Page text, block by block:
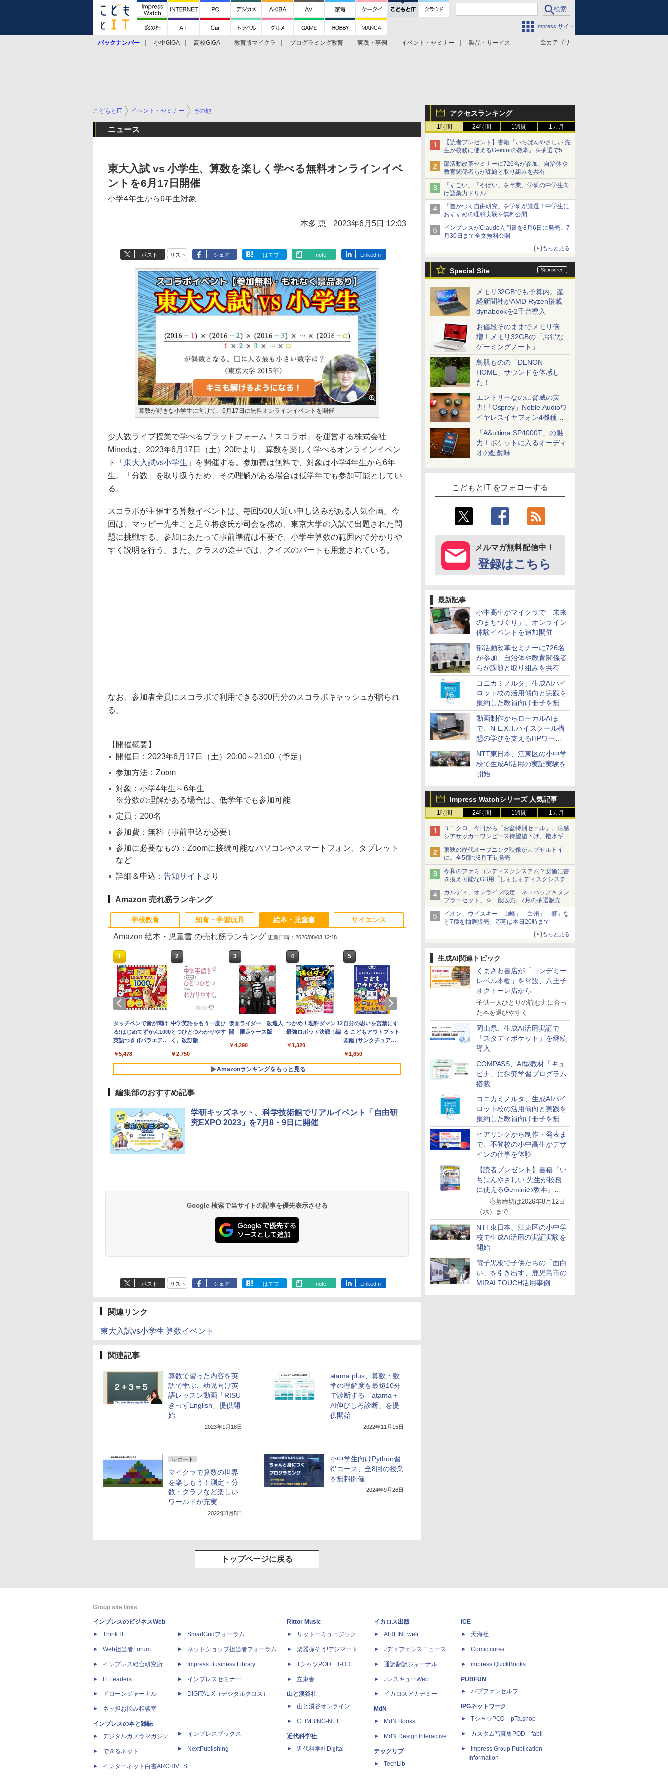
Impress サイト
全カテゴリ
バックナンバー 小中GIGA 高校GIGA 教育版マイクラ プログラミング教育 実践・事例 イベント・セミナー 製品・サービス
アクセスランキング
1時間 24時間 1週間 1カ月
【読者プレゼント】書籍『いちばんやさしい 先
生が校務に使えるGeminiの教本』を抽選で5名
様にプレゼント ――応募締切は2026年8月12
日（水）まで
部活動改革セミナーに726名が参加、自治体や
教育関係者らが課題と取り組みを共有
「すごい」「やばい」を卒業、学研の中学生向
け語彙力ドリル
「差がつく自由研究」を学研が厳選！中学生に
おすすめの理科実験を無料公開
インプレスがClaude入門書を8月6日に発売、7
月30日まで全文無料公開
もっと見る
Special Site
メモリ32GBでも予算内。産
経新聞社がAMD Ryzen搭載
dynabookを2千台導入
お値段そのままでメモリ倍
増！メモリ32GBの「お得な
ゲーミングノート」
鳥肌ものの「DENON
HOME」サウンドを体感し
た！
エントリーなのに脅威の実
力!「Osprey」Noble Audioワ
イヤレスイヤフォン4機種を
一気に聴く
「A&ultima SP4000T」の魅
力！ポケットに入るオーディ
オの醍醐味
こどもとIT をフォローする
メルマガ無料配信中！
登録はこちら
最新記事
小中高生がマイクラで「未来
のまちづくり」、オンライン
体験イベントを追加開催
部活動改革セミナーに726名
が参加、自治体や教育関係者
らが課題と取り組みを共有
コニカミノルタ、生成AIパイ
ロット校の活用傾向と実践を
集約した教員向け冊子を無料
公開
動画制作からローカルAIま
で、N-E.X.T.ハイスクール構
想の学びを支えるHPワーク
ステーション
NTT東日本、江東区の小中学
校で生成AI活用の実証実験を
開始
Impress Watchシリーズ 人気記事
1時間 24時間 1週間 1カ月
ユニクロ、今日から「お盆特別セール」。涼感
シアサッカーワンピース待望値下げ、撥水ギア
ショーツは1990円に
東映の歴代オープニング映像がカプセルトイ
に。全5種で8月下旬発売
令和のファミコンディスクシステム？安価に書
き換え可能なGB用「しましまディスクシステ
ム」
カルディ、オンライン限定「ネコバッグ＆タン
ブラーセット」を一般販売。7月の抽選販売の
当選無効分
イオン、ウイスキー「山崎」「白州」「響」な
ど7種を抽選販売。応募は本日20時まで
もっと見る
生成AI関連トピック
くまざわ書店が「ヨンデミー
レベル本棚」を常設、八王子
オクトーレ店から
子供一人ひとりの読む力に合っ
た本を選びやすく
岡山県、生成AI活用実証で
「スタディポケット」を継続
導入
COMPASS、AI型教材「キュ
ビナ」に探究学習プログラム
搭載
コニカミノルタ、生成AIパイ
ロット校の活用傾向と実践を
集約した教員向け冊子を無料
公開
ヒアリングから制作・発表ま
で、不登校の小中高生がデザ
インの仕事を体験
【読者プレゼント】書籍『い
ちばんやさしい 先生が校務
に使えるGeminiの教本』を
抽選で5名様にプレゼント
――応募締切は2026年8月12日
（水）まで
NTT東日本、江東区の小中学
校で生成AI活用の実証実験を
開始
電子黒板で子供たちの「面白
い」を引き出す、鹿児島市の
MIRAI TOUCH活用事例
こどもとIT イベント・セミナー その他
ニュース
東大入試 vs 小学生、算数を楽しく学べる無料オンラインイベ
ントを6月17日開催
小学4年生から6年生対象
本多 恵 2023年6月5日 12:03
ポスト リスト シェア はてブ note LinkedIn
算数が好きな小学生に向けて、6月17日に無料オンラインイベントを開催
少人数ライブ授業で学べるプラットフォーム「スコラボ」を運営する株式会社
Minedは、2023年6月17日（土）20時より、算数を楽しく学べるオンラインイベン
ト「 東大入試vs小学生 」を開催する。参加費は無料で、対象は小学4年生から6年
生。「分数」を取り扱うため、その理解がある場合は低学年でも参加可能としてい
る。
スコラボが主催する算数イベントは、毎回500人近い申し込みがある人気企画。今
回は、マッピー先生こと足立将彦氏が司会を務め、東京大学の入試で出題された問
題に挑戦する。参加にあたって事前準備は不要で、小学生算数の範囲内で分かりや
すく説明を行う。また、クラスの途中では、クイズのパートも用意されている。
なお、参加者全員にスコラボで利用できる300円分のスコラボキャッシュが贈られ
る。
【開催概要】
開催日：2023年6月17日（土）20:00～21:00（予定）
参加方法：Zoom
対象：小学4年生～6年生
※分数の理解がある場合は、低学年でも参加可能
定員：200名
参加費：無料（事前申込が必要）
参加に必要なもの：Zoomに接続可能なパソコンやスマートフォン、タブレット
など
詳細＆申込： 告知サイト より
Amazon 売れ筋ランキング
学校教育
1
教育者のためのコーチ
ング入門
￥2,530
2
先生のためのGoogle
AI完全攻略図鑑
￥-
3
カウンセリングとは何
か 変化するということ
4
子どもが変わる魔法の
言葉
￥2,200
5
ゼロからわかる！ み
るみる図形に強くなる
マンガ
￥1,430
「ことばで伝える」が
できない子どもたち 誰
が〈ことばの力〉を育
7
向山洋一の系譜、その
先へ 授業の腕を磨く法
則: 教育技術が子供の
可能性を伸ばす
￥2,750
く」レッスン 人生がラ
クになる「バウンダリ
知育・学習玩具
1
Amazon Fire HD 10 キ
ッズモデル (10インチ)
ピンク 対象年齢3歳か
テンツが1年間使い放題
￥23,980
2
パイロット スイスイお
えかき for Study 何回
も書ける! れんしゅう
カナ・すうじ・ABC 3
歳以上 知育
￥2,073
3
【くもん出版公式特別
セット】くもん出版
PUBLISHING) くもん
の世界遺産すごろく付
き 知育玩具 おもちゃ 5
4
くもん出版(KUMON
PUBLISHING) ロジカ
おもちゃ 4歳以上
5
Amazon Fire HD 10 キ
ッズプロ (10インチ) デ
ィズニー スティッチ
6歳から 数千点のキッ
ズコンテンツが1年間
使い放題
￥26,980
Joyreal モンテッソー
リ ビジーボード 知育玩
具 1 2 3歳誕生日プレゼ
玩具 LED おもちゃ 指
先知育 早期開発 (スタ
ンダード・エディショ
7
くもん出版(KUMON
PUBLISHING) スタデ
ィクロック DC-53 ホワ
イト 知育玩具 おもちゃ
3歳以上 KUMON
￥2,264
アンパンマンが上手に
描けちゃう! 天才脳ら
1.5才～ お絵描き おも
ちゃ
絵本・児童書
Amazon 絵本・児童書 の売れ筋ランキング 更新日時：2026/08/08 12:18
1
タッチペンで音が聞け
る!はじめてずかん1000
英語つき ([バラエテ
￥5,478
2
中学英語をもう一度ひ
とつひとつわかりやす
く。改訂版
￥2,750
3
仮面ライダー 改造人
間 限定ケース版
￥4,290
4
つかめ！理科ダマン 12
最強ロボット決戦！編
￥1,320
5
自分の思いを言葉にす
る こどもアウトプット
図鑑 (サンクチュアリ
￥1,650
みんな大好き！ ヤマザ
キパン シール
BOOK（重版：10月上
7
【第72回青少年読書感
想文全国コンクール 課
題図書】まだまだここ
から (ポプラ物語館 94)
￥1,540
た カマキリを黄色い世
界で育てたらどうな
Amazonランキングをもっと見る
サイエンス
1
ズ」 配線回路をプログ
2 3
トンボード/ゴルトンボ
Galtonplatteの物理的
な機器
￥5,800
4
エイティブトイビル
ックキット|子供向けの
可動部品、ホリデープ
ロジェクト、ギフトイ
ベント、誕生日の楽し
み、イースターディス
￥849
5
KOSMOS(コスモス)
617158 ファンサイエン
スワーリングソルトガ
心者向けセット 卵 食べ
物 洗面器 ピペット 装
KOSMOS 617134 サイ
ボーグハンド - 油圧制
御 XXL ロボットハンド
サイズ調整可能 左利き
用 実験ボックス 10~14
歳のお子様用 多言語説
明書 (英語)
￥14,790
8
Exp Natur 50 ミネラル
&シュタイン。
編集部のおすすめ記事
学研キッズネット、科学技術館でリアルイベント「自由研
究EXPO 2023」を7月8・9日に開催
Google 検索で当サイトの記事を優先表示させる
ポスト リスト シェア はてブ note LinkedIn
関連リンク
東大入試vs小学生 算数イベント
関連記事
算数で習った内容を英
語で学ぶ、幼児向け英
語レッスン動画「RISU
きっずEnglish」提供開
始
2023年1月18日
atama plus、算数・数
学の理解度を最短10分
で診断する「atama＋
AI伸びしろ診断」を提
供開始
2022年11月15日
レポート
マイクラで算数の世界
を楽しもう！測定・分
数・グラフなど楽しい
ワールドが充実
2022年8月5日
小中学生向けPython習
得コース、全8回の授業
を無料開催
2024年9月26日
トップページに戻る
Group site links
インプレスのビジネスWeb
Think IT
Web担当者Forum
インプレス総合研究所
IT Leaders
ドローンジャーナル
ネッ担お悩み相談室
インプレスの本と雑誌
デジタルカメラマガジン
できるネット
インターネット白書ARCHIVES
SmartGridフォーラム
ネットショップ担当者フォーラム
Impress Business Library
インプレスセミナー
DIGITAL X（デジタルクロス）
インプレスブックス
NextPublishing
Rittor Music
リットーミュージック
楽器探そう!デジマート
TシャツPOD T-OD
立東舎
山と溪谷社
山と溪谷オンライン
CLIMBING-NET
近代科学社
近代科学社Digital
イカロス出版
AIRLINEweb
Jディフェンスニュース
通訳翻訳ジャーナル
JレスキューWeb
イカロスアカデミー
MdN
MdN Books
MdN Design Interactive
テックリブ
TechLib
ICE
天海社
Comic curea
impress QuickBooks
PUBFUN
パブファンセルフ
IPGネットワーク
TシャツPOD pTa.shop
カスタム写真集POD fabli
Impress Group Publication
Information